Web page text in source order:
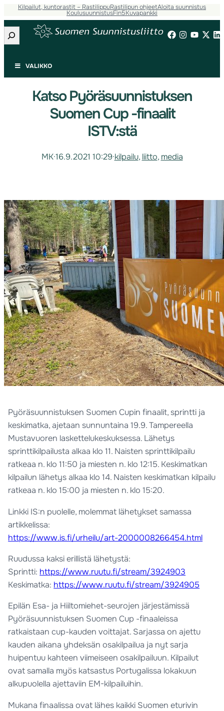
Kilpailut, kuntorastit – RastilippuRastilipun ohjeetAloita suunnistus
KoulusuunnistusFin5Kuvapankki
Etsi
VALIKKO
Katso Pyöräsuunnistuksen
Suomen Cup -finaalit
ISTV:stä
MK·16.9.2021 10:29·kilpailu, liitto, media
Pyöräsuunnistuksen Suomen Cupin finaalit, sprintti ja
keskimatka, ajetaan sunnuntaina 19.9. Tampereella
Mustavuoren laskettelukeskuksessa. Lähetys
sprinttikilpailusta alkaa klo 11. Naisten sprinttikilpailu
ratkeaa n. klo 11:50 ja miesten n. klo 12:15. Keskimatkan
kilpailun lähetys alkaa klo 14. Naisten keskimatkan kilpailu
ratkeaa n. klo 15:00 ja miesten n. klo 15:20.
Linkki IS:n puolelle, molemmat lähetykset samassa
artikkelissa:
https://www.is.fi/urheilu/art-2000008266454.html
Ruudussa kaksi erillistä lähetystä:
Sprintti: https://www.ruutu.fi/stream/3924903
Keskimatka: https://www.ruutu.fi/stream/3924905
Epilän Esa- ja Hiiltomiehet-seurojen järjestämissä
Pyöräsuunnistuksen Suomen Cup -finaaleissa
ratkaistaan cup-kauden voittajat. Sarjassa on ajettu
kauden aikana yhdeksän osakilpailua ja nyt sarja
huipentuu kahteen viimeiseen osakilpailuun. Kilpailut
ovat samalla myös katsastus Portugalissa lokakuun
alkupuolella ajettaviin EM-kilpailuihin.
Mukana finaalissa ovat lähes kaikki Suomen eturivin